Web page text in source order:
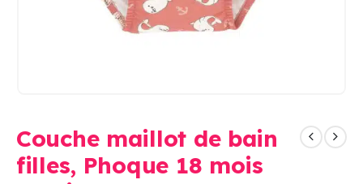
Couche maillot de bain
filles, Phoque 18 mois